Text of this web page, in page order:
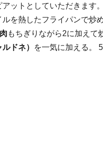
ットとしていただきます。
を熱したフライパンで炒
もちぎりながら2に加えて
ドネ）
を一気に加える。